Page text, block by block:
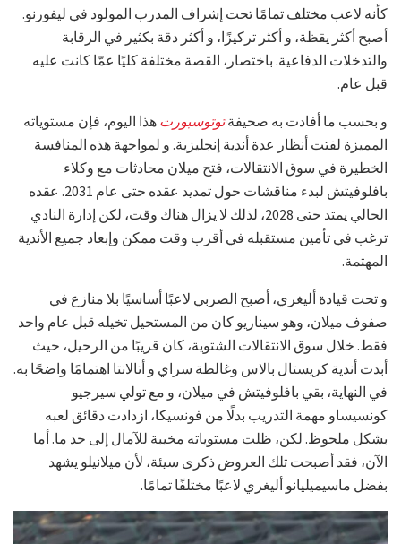
كأنه لاعب مختلف تمامًا تحت إشراف المدرب المولود في ليفورنو.
أصبح أكثر يقظة، و أكثر تركيزًا، و أكثر دقة بكثير في الرقابة
والتدخلات الدفاعية. باختصار، القصة مختلفة كليًا عمّا كانت عليه
قبل عام.
و بحسب ما أفادت به صحيفةتوتوسبورت هذا اليوم، فإن مستوياته
المميزة لفتت أنظار عدة أندية إنجليزية. و لمواجهة هذه المنافسة
الخطيرة في سوق الانتقالات، فتح ميلان محادثات مع وكلاء
بافلوفيتش لبدء مناقشات حول تمديد عقده حتى عام 2031. عقده
الحالي يمتد حتى 2028، لذلك لا يزال هناك وقت، لكن إدارة النادي
ترغب في تأمين مستقبله في أقرب وقت ممكن وإبعاد جميع الأندية
المهتمة.
و تحت قيادة أليغري، أصبح الصربي لاعبًا أساسيًا بلا منازع في
صفوف ميلان، وهو سيناريو كان من المستحيل تخيله قبل عام واحد
فقط. خلال سوق الانتقالات الشتوية، كان قريبًا من الرحيل، حيث
أبدت أندية كريستال بالاس وغالطة سراي و أتالانتا اهتمامًا واضحًا به.
في النهاية، بقي بافلوفيتش في ميلان، و مع تولي سيرجيو
كونسيساو مهمة التدريب بدلًا من فونسيكا، ازدادت دقائق لعبه
بشكل ملحوظ. لكن، ظلت مستوياته مخيبة للآمال إلى حد ما. أما
الآن، فقد أصبحت تلك العروض ذكرى سيئة، لأن ميلانيلو يشهد
بفضل ماسيميليانو أليغري لاعبًا مختلفًا تمامًا.